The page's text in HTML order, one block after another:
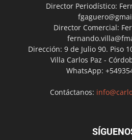
Director Periodístico:
Director Comercial:
Dirección: 9 de Julio 90. Piso
Villa Carlos Paz -
WhatsApp:
Contáctanos: